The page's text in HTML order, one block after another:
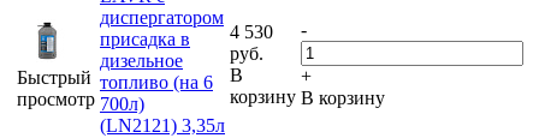
Быстрый
просмотр
диспергатором
присадка в
дизельное
топливо (на 6
700л)
(LN2121) 3,35л
4 530
руб.
В
корзину
-
+
В корзину